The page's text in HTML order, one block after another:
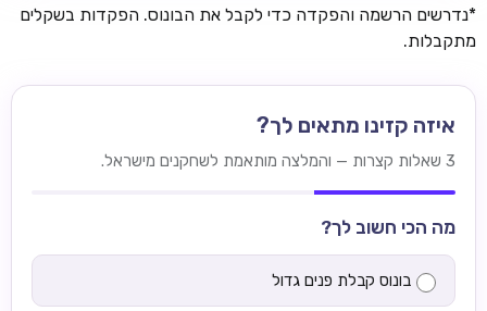
*נדרשים הרשמה והפקדה כדי לקבל את הבונוס. הפקדות בשקלים
מתקבלות.
איזה קזינו מתאים לך?
3 שאלות קצרות — והמלצה מותאמת לשחקנים מישראל.
מה הכי חשוב לך?
בונוס קבלת פנים גדול